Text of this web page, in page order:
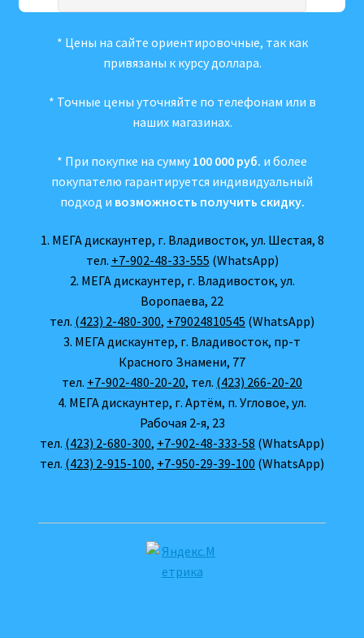
* Цены на сайте ориентировочные, так как
привязаны к курсу доллара.
* Точные цены уточняйте по телефонам или в
наших магазинах.
* При покупке на сумму 100 000 руб. и более
покупателю гарантируется индивидуальный
подход и возможность получить скидку.
1. МЕГА дискаунтер, г. Владивосток, ул. Шестая, 8
тел. +7-902-48-33-555 (WhatsApp)
2. МЕГА дискаунтер, г. Владивосток, ул.
Воропаева, 22
тел. (423) 2-480-300, +79024810545 (WhatsApp)
3. МЕГА дискаунтер, г. Владивосток, пр-т
Красного Знамени, 77
тел. +7-902-480-20-20, тел. (423) 266-20-20
4. МЕГА дискаунтер, г. Артём, п. Угловое, ул.
Рабочая 2-я, 23
тел. (423) 2-680-300, +7-902-48-333-58 (WhatsApp)
тел. (423) 2-915-100, +7-950-29-39-100 (WhatsApp)